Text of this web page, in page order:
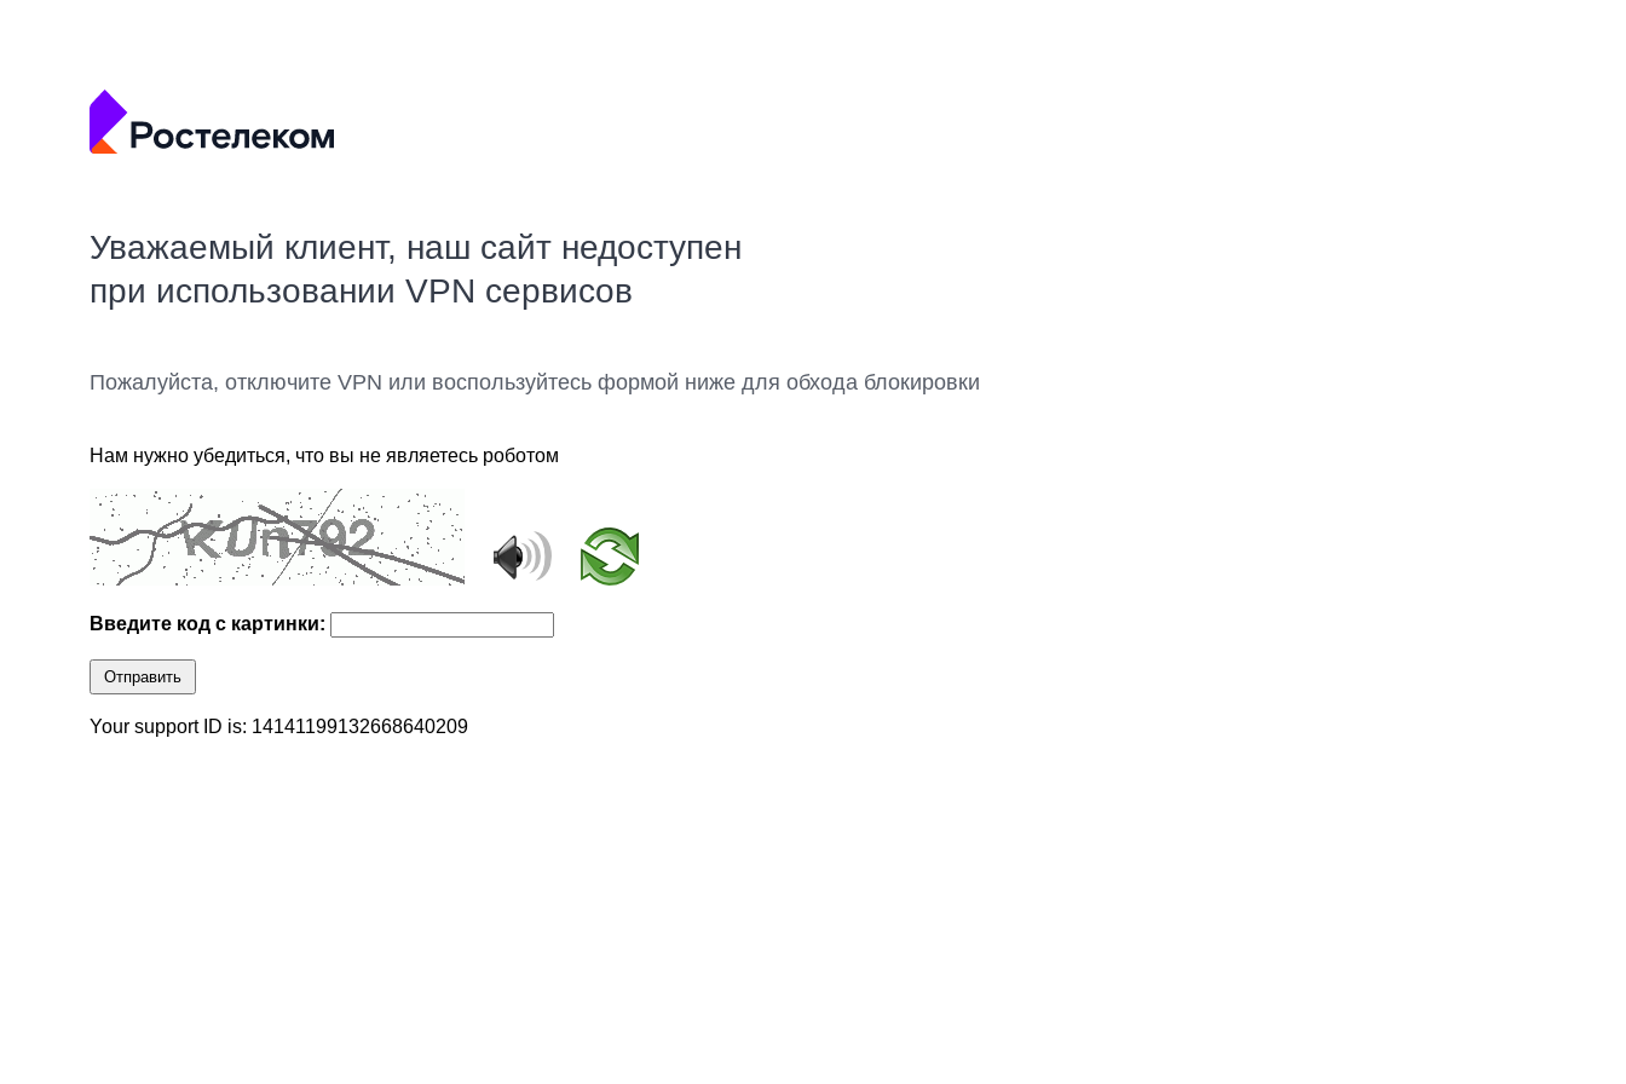
Уважаемый клиент, наш сайт недоступен
при использовании VPN сервисов
Пожалуйста, отключите VPN или воспользуйтесь формой ниже для обхода блокировки
Нам нужно убедиться, что вы не являетесь роботом
Введите код с картинки:
Отправить
Your support ID is: 14141199132668640209